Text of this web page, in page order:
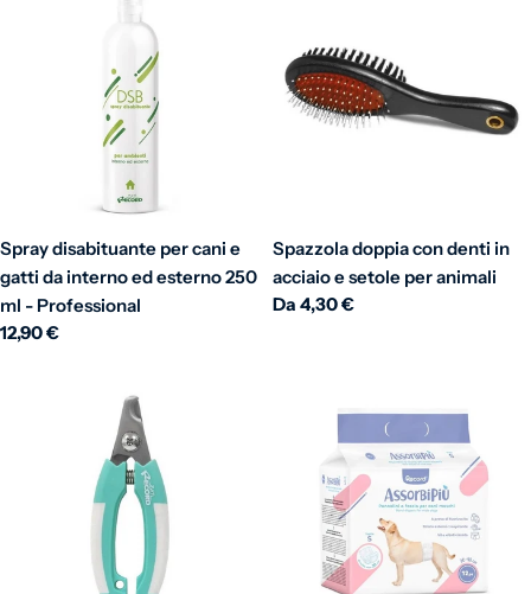
Spray disabituante per cani e
gatti da interno ed esterno 250
ml - Professional
Prezzo normale
12,90 €
Spazzola doppia con denti in
acciaio e setole per animali
Prezzo normale
Da 4,30 €